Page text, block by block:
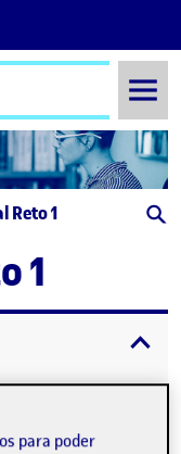
Reto 1
1
pm
Flash 1
para poder